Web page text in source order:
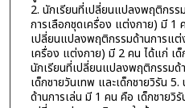
2. นักเรียนที่เปลี่ยนแปลงพฤติกรร
การเลือกชุดเครื่อง แต่งกาย) มี 1
เปลี่ยนแปลงพฤติกรรมด้านการแต่
เครื่อง แต่งกาย) มี 2 คน ได้แก่ เด็
นักเรียนที่เปลี่ยนแปลงพฤติกรรมด้
เด็กชายวันเทพ และเด็กชายวิรัน
ด้านการเล่น มี 1 คน คือ เด็กชายวิ